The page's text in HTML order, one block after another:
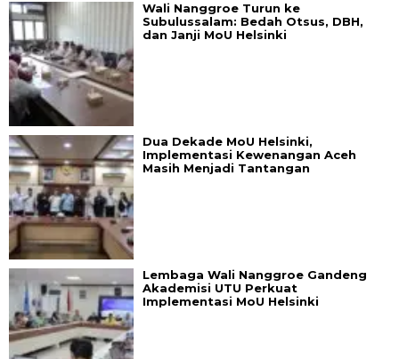
Wali Nanggroe Turun ke
Subulussalam: Bedah Otsus, DBH,
dan Janji MoU Helsinki
Dua Dekade MoU Helsinki,
Implementasi Kewenangan Aceh
Masih Menjadi Tantangan
Lembaga Wali Nanggroe Gandeng
Akademisi UTU Perkuat
Implementasi MoU Helsinki